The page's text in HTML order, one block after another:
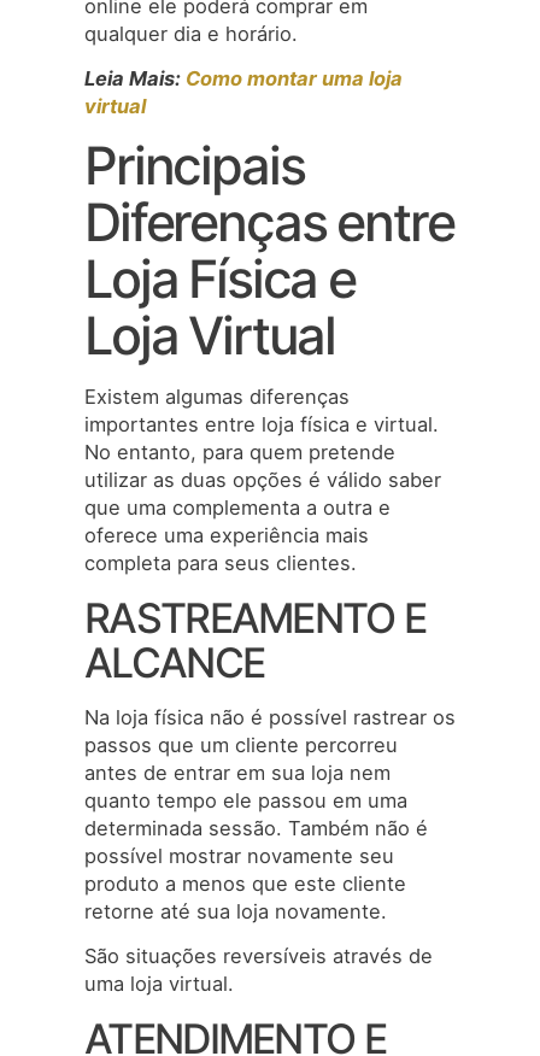
online ele poderá comprar em
qualquer dia e horário.
Leia Mais: Como montar uma loja
virtual
Principais
Diferenças entre
Loja Física e
Loja Virtual
Existem algumas diferenças
importantes entre loja física e virtual.
No entanto, para quem pretende
utilizar as duas opções é válido saber
que uma complementa a outra e
oferece uma experiência mais
completa para seus clientes.
RASTREAMENTO E
ALCANCE
Na loja física não é possível rastrear os
passos que um cliente percorreu
antes de entrar em sua loja nem
quanto tempo ele passou em uma
determinada sessão. Também não é
possível mostrar novamente seu
produto a menos que este cliente
retorne até sua loja novamente.
São situações reversíveis através de
uma loja virtual.
ATENDIMENTO E